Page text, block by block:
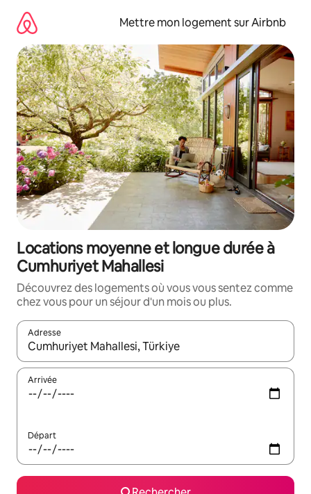
directement
contenu
Mettre mon logement sur Airbnb
Locations moyenne et longue durée à
Cumhuriyet Mahallesi
Découvrez des logements où vous vous sentez comme
chez vous pour un séjour d'un mois ou plus.
Adresse
Lorsque les résultats s'affichent, utilisez les flèches vers le
Arrivée
Départ